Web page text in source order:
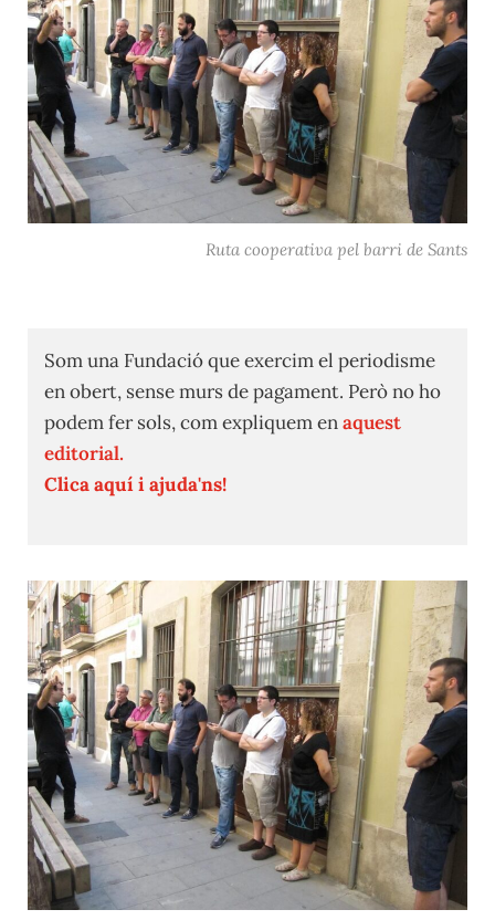
Ruta cooperativa pel barri de Sants
Som una Fundació que exercim el periodisme
en obert, sense murs de pagament. Però no ho
podem fer sols, com expliquem enaquest
editorial.
Clica aquí i ajuda'ns!